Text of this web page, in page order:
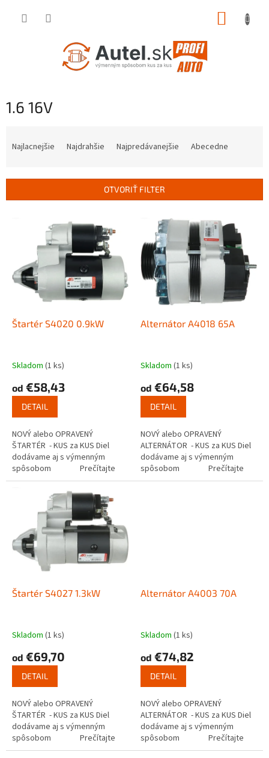
1.6 16V
i
Najlacnejšie Najdrahšie Najpredávanejšie Abecedne
OTVORIŤ FILTER
Štartér S4020 0.9kW
Skladom (1 ks)
od €58,43
DETAIL
NOVÝ alebo OPRAVENÝ
ŠTARTÉR - KUS za KUS Diel
dodávame aj s výmenným
spôsobom Prečítajte
si ako funguje...
Alternátor A4018 65A
Skladom (1 ks)
od €64,58
DETAIL
NOVÝ alebo OPRAVENÝ
ALTERNÁTOR - KUS za KUS Diel
dodávame aj s výmenným
spôsobom Prečítajte
si ako...
Štartér S4027 1.3kW
Skladom (1 ks)
od €69,70
DETAIL
NOVÝ alebo OPRAVENÝ
ŠTARTÉR - KUS za KUS Diel
dodávame aj s výmenným
spôsobom Prečítajte
si ako funguje...
Alternátor A4003 70A
Skladom (1 ks)
od €74,82
DETAIL
NOVÝ alebo OPRAVENÝ
ALTERNÁTOR - KUS za KUS Diel
dodávame aj s výmenným
spôsobom Prečítajte
si ako...